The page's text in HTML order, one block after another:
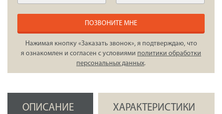
ПОЗВОНИТЕ МНЕ
Нажимая кнопку «Заказать звонок», я подтверждаю, что
я ознакомлен и согласен с условиями политики обработки
персональных данных.
ОПИСАНИЕ ХАРАКТЕРИСТИКИ